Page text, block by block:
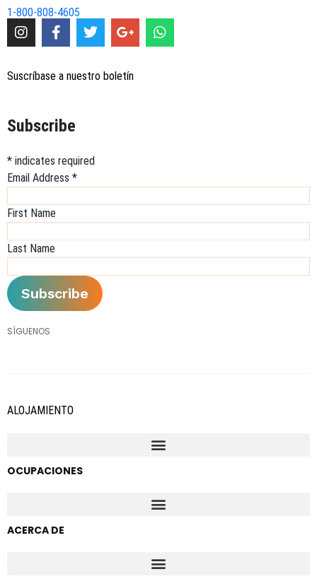
1-800-808-4605
Suscríbase a nuestro boletín
Subscribe
* indicates required
Email Address *
First Name
Last Name
SÍGUENOS
ALOJAMIENTO
OCUPACIONES
ACERCA DE